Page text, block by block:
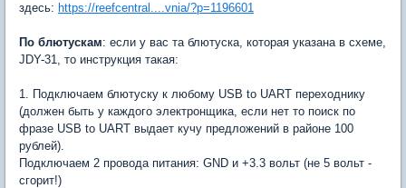
здесь: https://reefcentral....vnia/?p=1196601
По блютускам: если у вас та блютуска, которая указана в схеме,
JDY-31, то инструкция такая:
1. Подключаем блютуску к любому USB to UART переходнику
(должен быть у каждого электронщика, если нет то поиск по
фразе USB to UART выдает кучу предложений в районе 100
рублей).
Подключаем 2 провода питания: GND и +3.3 вольт (не 5 вольт -
сгорит!)